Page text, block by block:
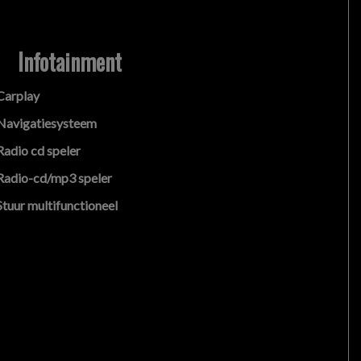
Infotainment
cd speler
cd/mp3 speler
multifunctioneel